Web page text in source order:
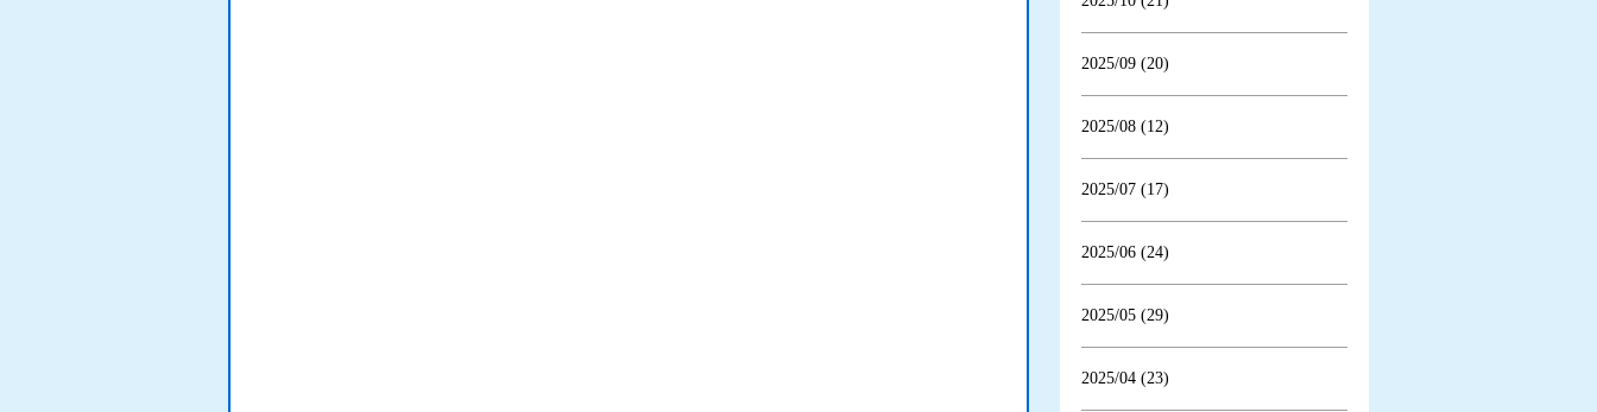
2025/09 (20)
2025/08 (12)
2025/07 (17)
2025/06 (24)
2025/05 (29)
2025/04 (23)